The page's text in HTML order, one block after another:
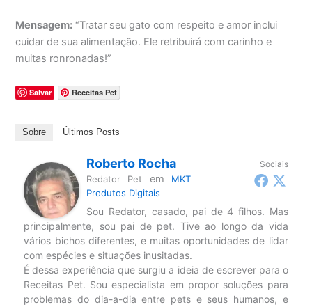
Mensagem: “Tratar seu gato com respeito e amor inclui
cuidar de sua alimentação. Ele retribuirá com carinho e
muitas ronronadas!”
Salvar Receitas Pet
Sobre Últimos Posts
Sociais
Roberto Rocha
Redator Pet em
MKT
Produtos Digitais
Sou Redator, casado, pai de 4 filhos. Mas
principalmente, sou pai de pet. Tive ao longo da vida
vários bichos diferentes, e muitas oportunidades de lidar
com espécies e situações inusitadas.
É dessa experiência que surgiu a ideia de escrever para o
Receitas Pet. Sou especialista em propor soluções para
problemas do dia-a-dia entre pets e seus humanos, e